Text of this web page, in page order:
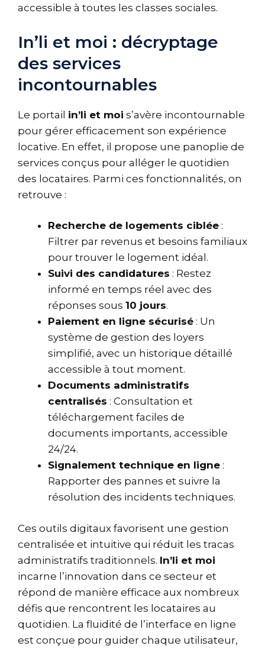
accessible à toutes les classes sociales.
In’li et moi : décryptage
des services
incontournables
Le portail in’li et moi s’avère incontournable
pour gérer efficacement son expérience
locative. En effet, il propose une panoplie de
services conçus pour alléger le quotidien
des locataires. Parmi ces fonctionnalités, on
retrouve :
Recherche de logements ciblée :
Filtrer par revenus et besoins familiaux
pour trouver le logement idéal.
Suivi des candidatures : Restez
informé en temps réel avec des
réponses sous 10 jours.
Paiement en ligne sécurisé : Un
système de gestion des loyers
simplifié, avec un historique détaillé
accessible à tout moment.
Documents administratifs
centralisés : Consultation et
téléchargement faciles de
documents importants, accessible
24/24.
Signalement technique en ligne :
Rapporter des pannes et suivre la
résolution des incidents techniques.
Ces outils digitaux favorisent une gestion
centralisée et intuitive qui réduit les tracas
administratifs traditionnels. In’li et moi
incarne l’innovation dans ce secteur et
répond de manière efficace aux nombreux
défis que rencontrent les locataires au
quotidien. La fluidité de l’interface en ligne
est conçue pour guider chaque utilisateur,